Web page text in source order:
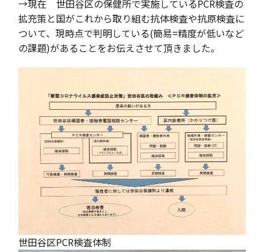
→現在 世田谷区の保健所で実施しているPCR検査の
拡充策と国がこれから取り組む抗体検査や抗原検査に
ついて、現時点で判明している(簡易=精度が低いなど
の課題)があることをお伝えさせて頂きました。
世田谷区PCR検査体制